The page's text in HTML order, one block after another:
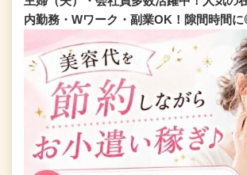
内勤務・Wワーク・副業OK！隙間時間